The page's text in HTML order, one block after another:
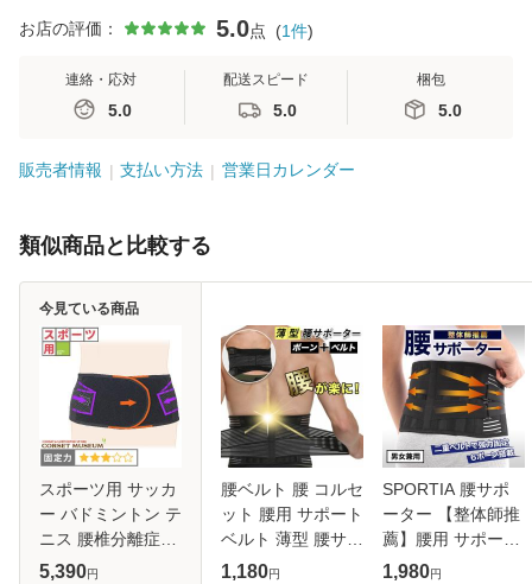
お店の評価： 5.0点 (1件)
連絡・応対
5.0
配送スピード
5.0
梱包
5.0
販売者情報 支払い方法 営業日カレンダー
類似商品と比較する
スポーツ用 サッカ
ー バドミントン テ
ニス 腰椎分離症｜
バックレスキュー
5,390円
今見ている商品
腰ベルト 腰 コルセ
ット 腰用 サポート
ベルト 薄型 腰サポ
ーター 薄い 腰サポ
1,180円
SPORTIA 腰サポ
ーター 【整体師推
薦】腰用 サポート
ベルト 腰楽 コルセ
1,980円